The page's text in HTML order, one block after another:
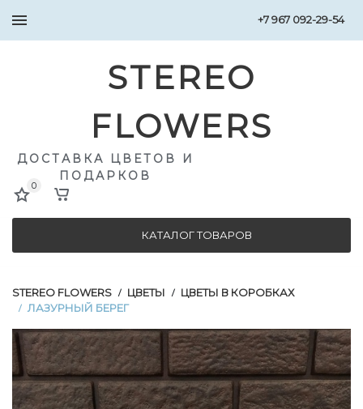
+7 967 092-29-54
STEREO
FLOWERS
ДОСТАВКА ЦВЕТОВ И
ПОДАРКОВ
0
КАТАЛОГ ТОВАРОВ
STEREO FLOWERS / ЦВЕТЫ / ЦВЕТЫ В КОРОБКАХ
/ ЛАЗУРНЫЙ БЕРЕГ